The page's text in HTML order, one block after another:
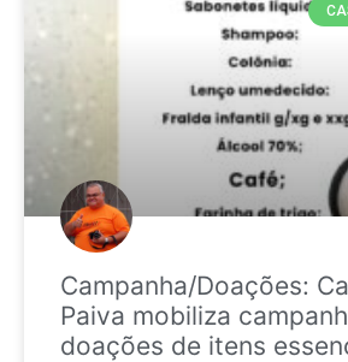
Campanha/Doações:
Paiva mobiliza
doações de itens